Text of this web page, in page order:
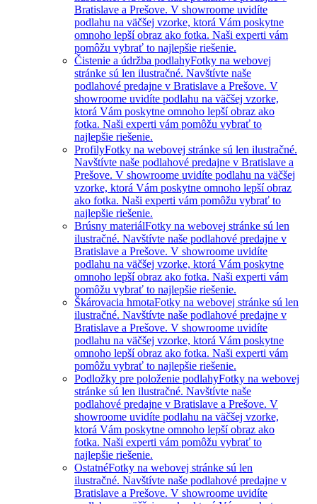
Bratislave a Prešove. V showroome uvidíte
podlahu na väčšej vzorke, ktorá Vám poskytne
omnoho lepší obraz ako fotka. Naši experti vám
pomôžu vybrať to najlepšie riešenie.
Čistenie a údržba podlahyFotky na webovej
stránke sú len ilustračné. Navštívte naše
podlahové predajne v Bratislave a Prešove. V
showroome uvidíte podlahu na väčšej vzorke,
ktorá Vám poskytne omnoho lepší obraz ako
fotka. Naši experti vám pomôžu vybrať to
najlepšie riešenie.
ProfilyFotky na webovej stránke sú len ilustračné.
Navštívte naše podlahové predajne v Bratislave a
Prešove. V showroome uvidíte podlahu na väčšej
vzorke, ktorá Vám poskytne omnoho lepší obraz
ako fotka. Naši experti vám pomôžu vybrať to
najlepšie riešenie.
Brúsny materiálFotky na webovej stránke sú len
ilustračné. Navštívte naše podlahové predajne v
Bratislave a Prešove. V showroome uvidíte
podlahu na väčšej vzorke, ktorá Vám poskytne
omnoho lepší obraz ako fotka. Naši experti vám
pomôžu vybrať to najlepšie riešenie.
Škárovacia hmotaFotky na webovej stránke sú len
ilustračné. Navštívte naše podlahové predajne v
Bratislave a Prešove. V showroome uvidíte
podlahu na väčšej vzorke, ktorá Vám poskytne
omnoho lepší obraz ako fotka. Naši experti vám
pomôžu vybrať to najlepšie riešenie.
Podložky pre položenie podlahyFotky na webovej
stránke sú len ilustračné. Navštívte naše
podlahové predajne v Bratislave a Prešove. V
showroome uvidíte podlahu na väčšej vzorke,
ktorá Vám poskytne omnoho lepší obraz ako
fotka. Naši experti vám pomôžu vybrať to
najlepšie riešenie.
OstatnéFotky na webovej stránke sú len
ilustračné. Navštívte naše podlahové predajne v
Bratislave a Prešove. V showroome uvidíte